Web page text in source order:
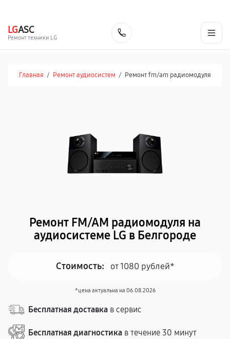
LGASC
Ремонт техники LG
Главная / Ремонт аудиосистем / Ремонт fm/am радиомодуля
Ремонт FM/AM радиомодуля на
аудиосистеме LG в Белгороде
Стоимость: от 1080 рублей*
*цена актуальна на 06.08.2026
Бесплатная доставка в сервис
Бесплатная диагностика в течение 30 минут